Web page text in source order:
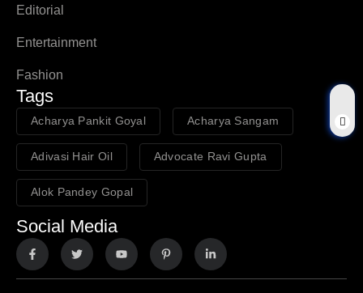
Editorial
Entertainment
Fashion
Tags
Acharya Pankit Goyal Acharya Sangam
Adivasi Hair Oil Advocate Ravi Gupta
Alok Pandey Gopal
Social Media